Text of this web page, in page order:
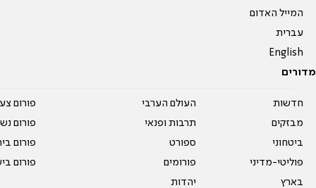
המייל האדום
עברית
English
מדורים
חדשות
מבזקים
ביטחוני
פוליטי-מדיני
בארץ
העולם הערבי
תרבות ופנאי
ספורט
פורומים
יהדות
פורום
פורום
פורום
פורום